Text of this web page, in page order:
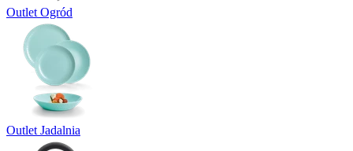
Outlet Ogród
Outlet Jadalnia